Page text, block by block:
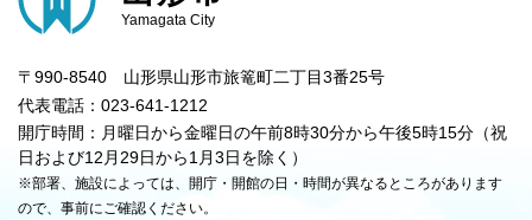
Yamagata City
〒990-8540 山形県山形市旅篭町二丁目3番25号
代表電話：023-641-1212
開庁時間：月曜日から金曜日の午前8時30分から午後5時15分（祝
日および12月29日から1月3日を除く）
※部署、施設によっては、開庁・開館の日・時間が異なるところがあります
ので、事前にご確認ください。